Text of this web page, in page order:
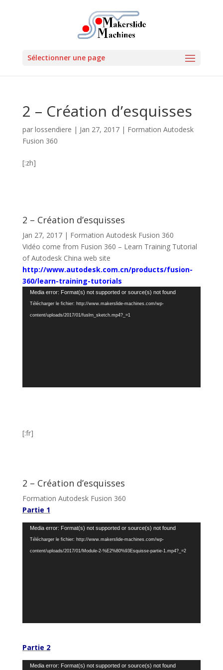
Sélectionner une page
2 – Création d’esquisses
par lossendiere | Jan 27, 2017| Formation Autodesk
Fusion 360
[:zh]
2 – Création d’esquisses
Jan 27, 2017| Formation Autodesk Fusion 360
Vidéo come from Fusion 360 – Learn Training Tutorial
of Autodesk China web site
http://www.autodesk.com.cn/products/fusion-
360/learn-training-tutorials
Lecteur
vidéo
Media error: Format(s) not supported or source(s) not found
Télécharger le fichier: http://www.makerslide-machines.com/wp-
content/uploads/2017/01/fuslrn_sketch.mp4?_=1
[:fr]
2 – Création d’esquisses
Formation Autodesk Fusion 360
Partie 1
Lecteur
vidéo
Media error: Format(s) not supported or source(s) not found
Télécharger le fichier: http://www.makerslide-machines.com/wp-
content/uploads/2017/01/Module-2-%E2%80%93Esquisse-partie-1.mp4?_=2
Partie 2
Lecteur
Media error: Format(s) not supported or source(s) not found